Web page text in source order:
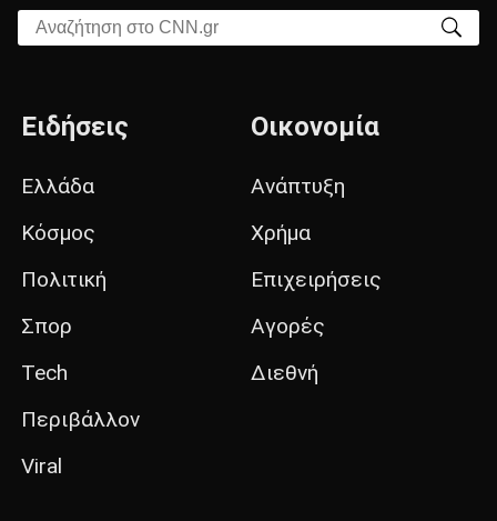
Αναζήτηση στο CNN.gr
Ειδήσεις
Ελλάδα
Κόσμος
Πολιτική
Σπορ
Tech
Περιβάλλον
Viral
Οικονομία
Ανάπτυξη
Χρήμα
Επιχειρήσεις
Αγορές
Διεθνή